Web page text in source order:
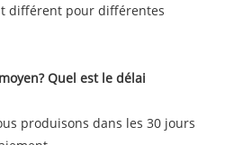
différent pour différentes
Quel est le délai
produisons dans les 30 jours